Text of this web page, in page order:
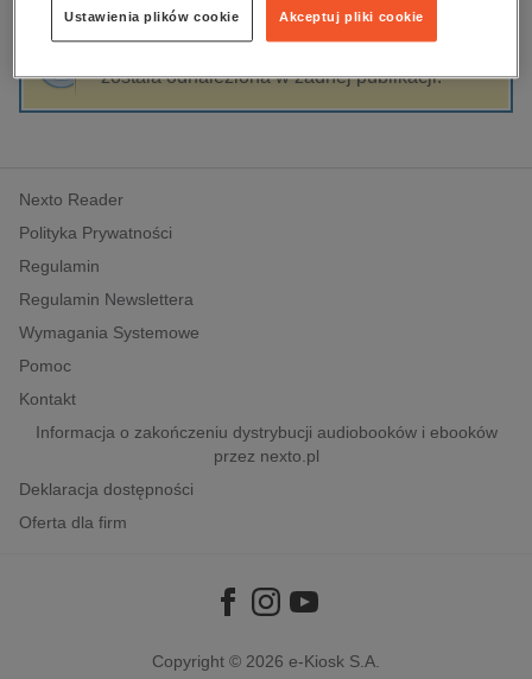
edukacja
hobby, sport, rozrywka
komputery, internet, technologie, informatyka
polityka, społeczno-informacyjne
psychologiczne
inne
popularno-naukowe
historia
została odnaleziona w żadnej publikacji.
Nexto Reader
Polityka Prywatności
Regulamin
Regulamin Newslettera
Wymagania Systemowe
Pomoc
Kontakt
Informacja o zakończeniu dystrybucji audiobooków i ebooków
przez nexto.pl
Deklaracja dostępności
Oferta dla firm
Copyright © 2026 e-Kiosk S.A.
Akceptuj pliki cookie
Ustawienia plików cookie